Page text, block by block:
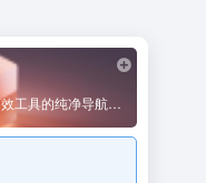
精选优质网站与高效工具的纯净导航平台